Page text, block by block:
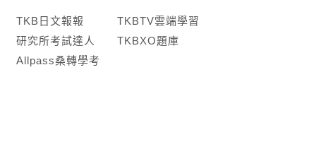
TKB日文報報
研究所考試達人
Allpass桑轉學考
TKBTV雲端學習
TKBXO題庫